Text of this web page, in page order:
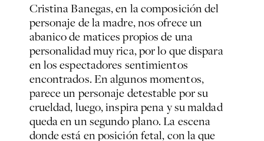
Cristina Banegas, en la composición del
personaje de la madre, nos ofrece un
abanico de matices propios de una
personalidad muy rica, por lo que dispara
en los espectadores sentimientos
encontrados. En algunos momentos,
parece un personaje detestable por su
crueldad, luego, inspira pena y su maldad
queda en un segundo plano. La escena
donde está en posición fetal, con la que